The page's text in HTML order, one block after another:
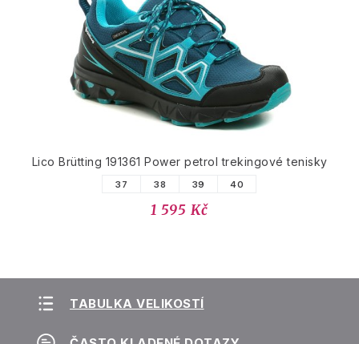
Lico Brütting 191361 Power petrol trekingové tenisky
37 38 39 40
1 595 Kč
TABULKA VELIKOSTÍ